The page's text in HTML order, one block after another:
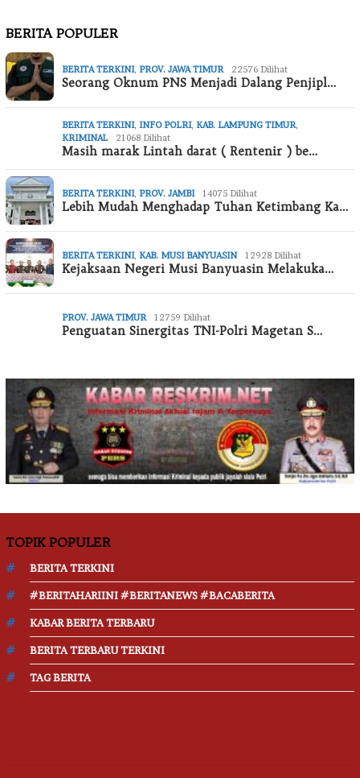
BERITA POPULER
BERITA TERKINI, PROV. JAWA TIMUR 22576 Dilihat
Seorang Oknum PNS Menjadi Dalang Penjipl…
BERITA TERKINI, INFO POLRI, KAB. LAMPUNG TIMUR
KRIMINAL
21068 Dilihat
Masih marak Lintah darat ( Rentenir ) be…
BERITA TERKINI, PROV. JAMBI 14075 Dilihat
Lebih Mudah Menghadap Tuhan Ketimbang Ka…
BERITA TERKINI, KAB. MUSI BANYUASIN 12928 Dilihat
Kejaksaan Negeri Musi Banyuasin Melakuka…
PROV. JAWA TIMUR 12759 Dilihat
Penguatan Sinergitas TNI-Polri Magetan S…
TOPIK POPULER
BERITA TERKINI
#BERITAHARIINI #BERITANEWS #BACABERITA
KABAR BERITA TERBARU
BERITA TERBARU TERKINI
TAG BERITA